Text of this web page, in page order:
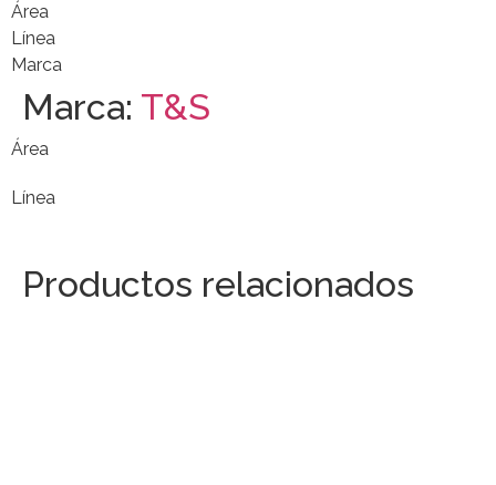
Área
Línea
Marca
Marca: T&S
Área
Línea
Productos relacionados